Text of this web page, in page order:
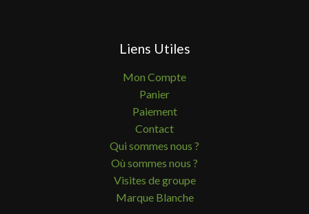
Liens Utiles
Mon Compte
Panier
Paiement
Contact
Qui sommes nous ?
Où sommes nous ?
Visites de groupe
Marque Blanche